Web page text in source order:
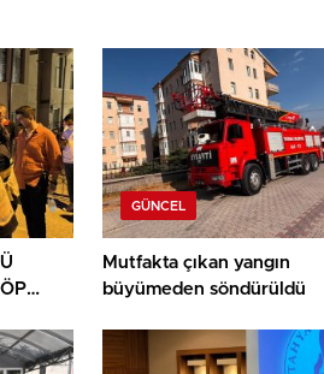
GÜNCEL
Mutfakta çıkan yangın
büyümeden söndürüldü